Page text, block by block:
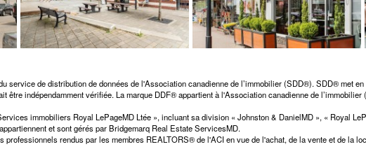
de distribution de données de l'Association canadienne de l’immobilier (SDD®). SDD® met
indépendamment vérifiée. La marque DDF® appartient à l'Association canadienne de
immobiliers Royal LePageMD Ltée », incluant sa division « Johnston & DanielMD », « Royal
et sont gérés par Bridgemarq Real Estate ServicesMD.
rendus par les membres REALTORS® de l'ACI en vue de l'achat, de la vente et de la